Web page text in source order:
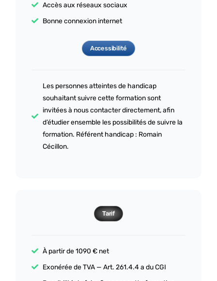
Accès aux réseaux sociaux
Bonne connexion internet
Accessibilité
Les personnes atteintes de handicap
souhaitant suivre cette formation sont
invitées à nous contacter directement, afin
d’étudier ensemble les possibilités de suivre la
formation. Référent handicap : Romain
Cécillon.
Tarif
À partir de 1090 € net
Exonérée de TVA — Art. 261.4.4 a du CGI